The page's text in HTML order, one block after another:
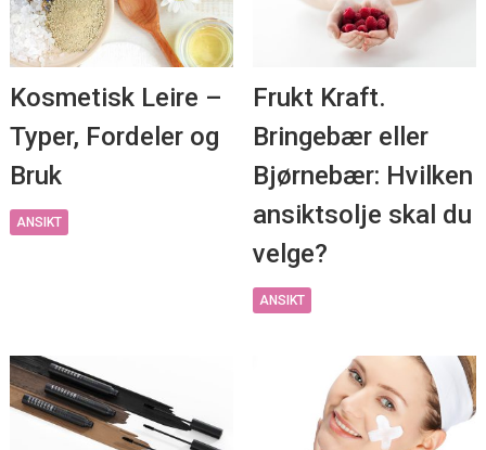
Kosmetisk Leire –
Typer, Fordeler og
Bruk
ANSIKT
Frukt Kraft.
Bringebær eller
Bjørnebær: Hvilken
ansiktsolje skal du
velge?
ANSIKT